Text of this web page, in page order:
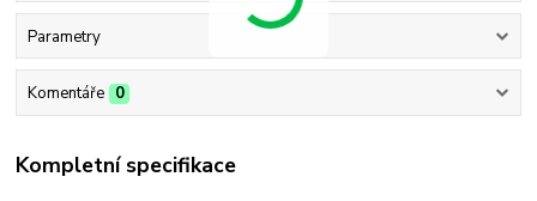
Parametry
Komentáře 0
Kompletní specifikace